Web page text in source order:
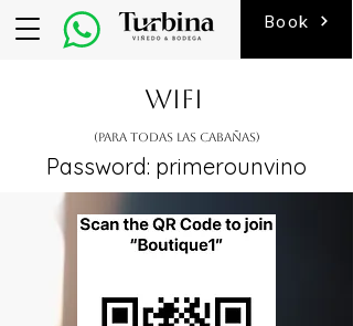
Book
WIFI
(Para todas las cabañas)
Password: primerounvino